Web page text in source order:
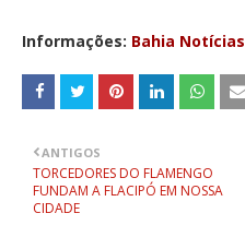
Informações: Bahia Notícias
ANTIGOS
TORCEDORES DO FLAMENGO
FUNDAM A FLACIPÓ EM NOSSA
CIDADE